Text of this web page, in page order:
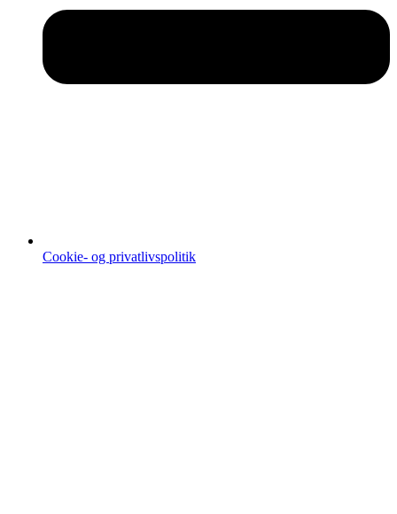
Cookie- og privatlivspolitik